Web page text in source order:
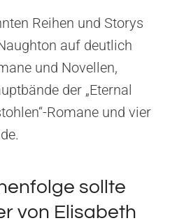
Reihen und Storys
auf deutlich
und Novellen,
der „Eternal
Romane und vier
sollte
von Elisabeth